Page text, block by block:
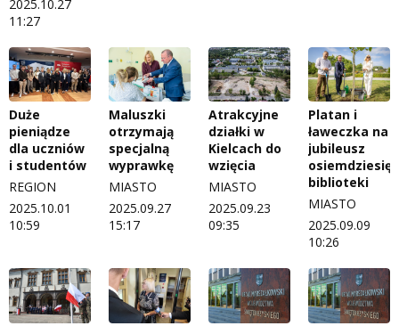
2025.10.27
11:27
Duże
pieniądze
dla uczniów
i studentów
REGION
2025.10.01
10:59
Maluszki
otrzymają
specjalną
wyprawkę
MIASTO
2025.09.27
15:17
Atrakcyjne
działki w
Kielcach do
wzięcia
MIASTO
2025.09.23
09:35
Platan i
ławeczka na
jubileusz
biblioteki
MIASTO
2025.09.09
10:26